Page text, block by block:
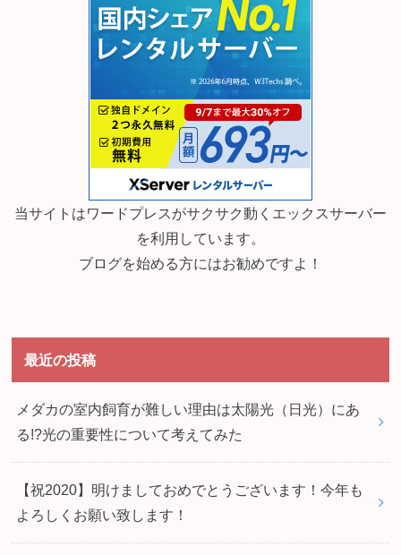
当サイトはワードプレスがサクサク動くエックスサーバー
を利用しています。
ブログを始める方にはお勧めですよ！
最近の投稿
メダカの室内飼育が難しい理由は太陽光（日光）にあ
る!?光の重要性について考えてみた
【祝2020】明けましておめでとうございます！今年も
よろしくお願い致します！